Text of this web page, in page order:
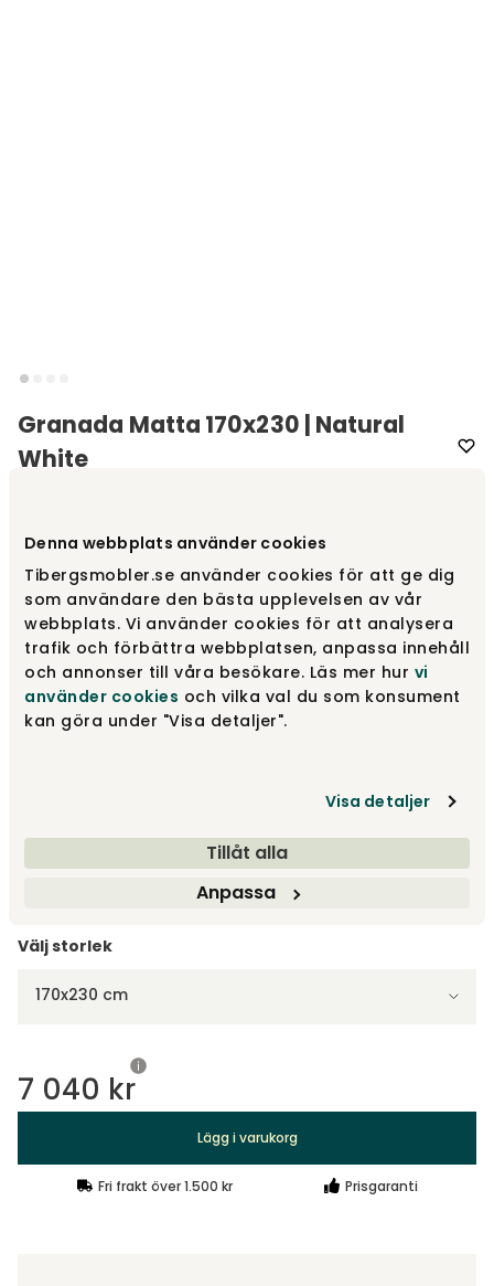
Denna webbplats använder cookies
Tibergsmobler.se använder cookies för att ge dig
som användare den bästa upplevelsen av vår
webbplats. Vi använder cookies för att analysera
trafik och förbättra webbplatsen, anpassa innehåll
och annonser till våra besökare. Läs mer hur vi
använder cookies och vilka val du som konsument
kan göra under "Visa detaljer".
Visa detaljer
Tillåt alla
Anpassa
Granada Matta 170x230 | Natural
White
Natural White
Natural White
7 040 kr
Fåtal i lager
Dark Grey
Visa fler +2
Välj storlek
170x230 cm
7 040 kr
Lägg i varukorg
Fri frakt över 1.500 kr Prisgaranti